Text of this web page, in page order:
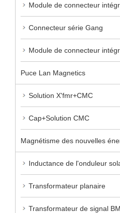
Module de connecteur
Connecteur série Gang
Module de connecteur
Puce Lan Magnetics
Solution X'fmr+CMC
Cap+Solution CMC
Magnétisme des nouvelles
Inductance de l'onduleur
Transformateur planaire
Transformateur de signal